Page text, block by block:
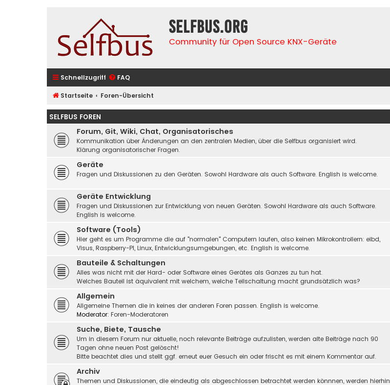
selfbus.org
Community für Open Source KNX-Geräte
Schnellzugriff FAQ
Startseite Foren-Übersicht
SELFBUS FOREN
Forum, Git, Wiki, Chat, Organisatorisches
Kommunikation über Änderungen an den zentralen Medien, über die Selfbus organisiert wird.
Klärung organisatorischer Fragen.
Geräte
Fragen und Diskussionen zu den Geräten. Sowohl Hardware als auch Software. English is welcome.
Geräte Entwicklung
Fragen und Diskussionen zur Entwicklung von neuen Geräten. Sowohl Hardware als auch Software.
English is welcome.
Software (Tools)
Hier geht es um Programme die auf "normalen" Computern laufen, also keinen Mikrokontrollern: eibd,
Visus, Raspberry-PI, Linux, Entwicklungsumgebungen, etc. English is welcome.
Bauteile & Schaltungen
Alles was nicht mit der Hard- oder Software eines Gerätes als Ganzes zu tun hat.
Welches Bauteil ist äquivalent mit welchem, welche Teilschaltung macht grundsätzlich was?
Allgemein
Allgemeine Themen die in keines der anderen Foren passen. English is welcome.
Moderator: Foren-Moderatoren
Suche, Biete, Tausche
Um in diesem Forum nur aktuelle, noch relevante Beiträge aufzulisten, werden alte Beiträge nach 90
Tagen ohne neuen Post gelöscht!
Bitte beachtet dies und stellt ggf. erneut euer Gesuch ein oder frischt es mit einem Kommentar auf.
Archiv
Themen und Diskussionen, die eindeutig als abgeschlossen betrachtet werden könnnen, werden hierhin